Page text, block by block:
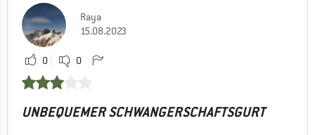
Raya
15.08.2023
0 0
UNBEQUEMER SCHWANGERSCHAFTSGURT